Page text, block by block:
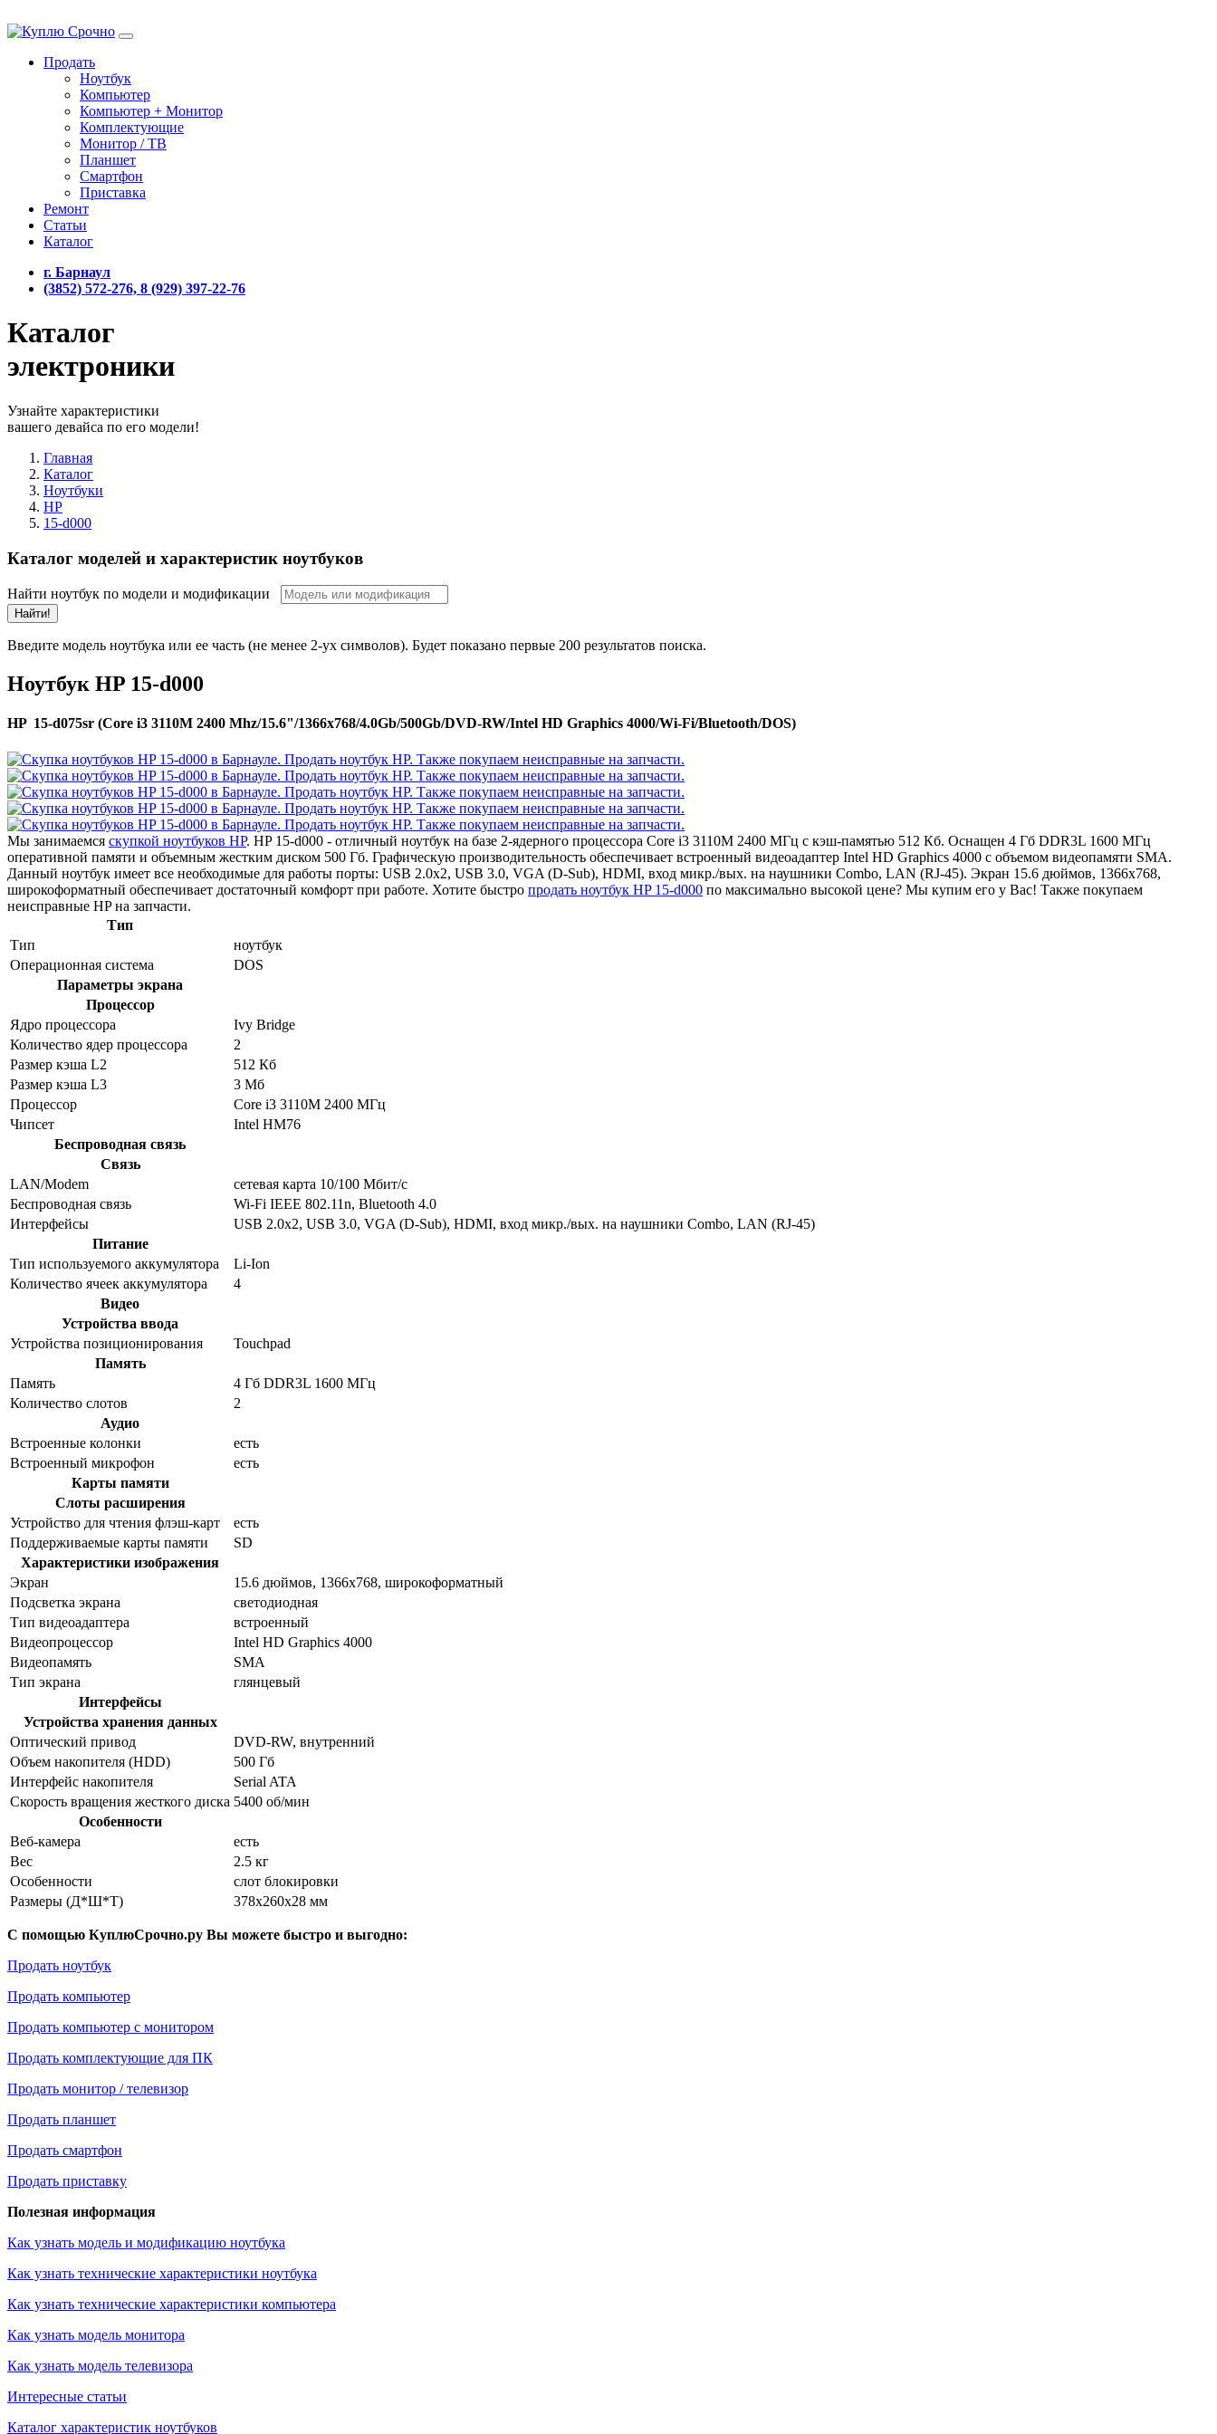
Продать
Ноутбук
Компьютер
Компьютер + Монитор
Комплектующие
Монитор / ТВ
Планшет
Смартфон
Приставка
Ремонт
Статьи
Каталог
г. Барнаул
(3852) 572-276, 8 (929) 397-22-76
Каталог
электроники
Узнайте характеристики
вашего девайса по его модели!
Главная
Каталог
Ноутбуки
HP
15-d000
Каталог моделей и характеристик ноутбуков
Найти ноутбук по модели и модификации
Найти!
Введите модель ноутбука или ее часть (не менее 2-ух символов). Будет показано первые 200 результатов поиска.
Ноутбук HP 15-d000
HP 15-d075sr (Core i3 3110M 2400 Mhz/15.6"/1366x768/4.0Gb/500Gb/DVD-RW/Intel HD Graphics 4000/Wi-Fi/Bluetooth/DOS)
Мы занимаемся скупкой ноутбуков HP. HP 15-d000 - отличный ноутбук на базе 2-ядерного процессора Core i3 3110M 2400 МГц с кэш-памятью 512 Кб. Оснащен 4 Гб DDR3L 1600 МГц
оперативной памяти и объемным жестким диском 500 Гб. Графическую производительность обеспечивает встроенный видеоадаптер Intel HD Graphics 4000 с объемом видеопамяти SMA.
Данный ноутбук имеет все необходимые для работы порты: USB 2.0x2, USB 3.0, VGA (D-Sub), HDMI, вход микр./вых. на наушники Combo, LAN (RJ-45). Экран 15.6 дюймов, 1366x768,
широкоформатный обеспечивает достаточный комфорт при работе. Хотите быстро продать ноутбук HP 15-d000 по максимально высокой цене? Мы купим его у Вас! Также покупаем
неисправные HP на запчасти.
Тип
Тип
ноутбук
Операционная система
DOS
Параметры экрана
Процессор
Ядро процессора
Ivy Bridge
Количество ядер процессора
2
Размер кэша L2
512 Кб
Размер кэша L3
3 Мб
Процессор
Core i3 3110M 2400 МГц
Чипсет
Intel HM76
Беспроводная связь
Связь
LAN/Modem
сетевая карта 10/100 Мбит/c
Беспроводная связь
Wi-Fi IEEE 802.11n, Bluetooth 4.0
Интерфейсы
USB 2.0x2, USB 3.0, VGA (D-Sub), HDMI, вход микр./вых. на наушники Combo, LAN (RJ-45)
Питание
Тип используемого аккумулятора
Li-Ion
Количество ячеек аккумулятора
4
Видео
Устройства ввода
Устройства позиционирования
Touchpad
Память
Память
4 Гб DDR3L 1600 МГц
Количество слотов
2
Аудио
Встроенные колонки
есть
Встроенный микрофон
есть
Карты памяти
Слоты расширения
Устройство для чтения флэш-карт
есть
Поддерживаемые карты памяти
SD
Характеристики изображения
Экран
15.6 дюймов, 1366x768, широкоформатный
Подсветка экрана
светодиодная
Тип видеоадаптера
встроенный
Видеопроцессор
Intel HD Graphics 4000
Видеопамять
SMA
Тип экрана
глянцевый
Интерфейсы
Устройства хранения данных
Оптический привод
DVD-RW, внутренний
Объем накопителя (HDD)
500 Гб
Интерфейс накопителя
Serial ATA
Скорость вращения жесткого диска 5400 об/мин
Особенности
Веб-камера
есть
Вес
2.5 кг
Особенности
слот блокировки
Размеры (Д*Ш*Т)
378x260x28 мм
С помощью КуплюСрочно.ру Вы можете быстро и выгодно:
Продать ноутбук
Продать компьютер
Продать компьютер с монитором
Продать комплектующие для ПК
Продать монитор / телевизор
Продать планшет
Продать смартфон
Продать приставку
Полезная информация
Как узнать модель и модификацию ноутбука
Как узнать технические характеристики ноутбука
Как узнать технические характеристики компьютера
Как узнать модель монитора
Как узнать модель телевизора
Интересные статьи
Каталог характеристик ноутбуков